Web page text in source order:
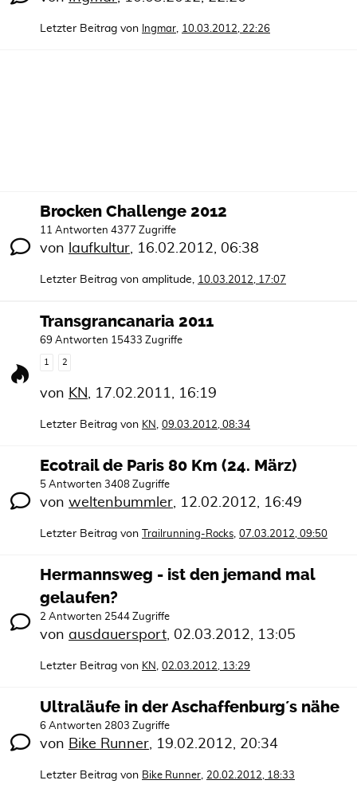
Letzter Beitrag von Ingmar 10.03.2012, 22:26
Brocken Challenge 2012
11 Antworten 4377 Zugriffe
von laufkultur 16.02.2012, 06:38
Letzter Beitrag von amplitude 10.03.2012, 17:07
Transgrancanaria 2011
69 Antworten 15433 Zugriffe
1 2
von KN, 17.02.2011, 16:19
Letzter Beitrag von KN, 09.03.2012, 08:34
Ecotrail de Paris 80 Km (24. März)
5 Antworten 3408 Zugriffe
von weltenbummler, 12.02.2012, 16:49
Letzter Beitrag von Trailrunning-Rocks, 07.03.2012, 09:50
Hermannsweg - ist den jemand mal
gelaufen?
2 Antworten 2544 Zugriffe
von ausdauersport, 02.03.2012, 13:05
Letzter Beitrag von KN, 02.03.2012, 13:29
Ultraläufe in der Aschaffenburg´s nähe
6 Antworten 2803 Zugriffe
von Bike Runner, 19.02.2012, 20:34
Letzter Beitrag von Bike Runner, 20.02.2012, 18:33